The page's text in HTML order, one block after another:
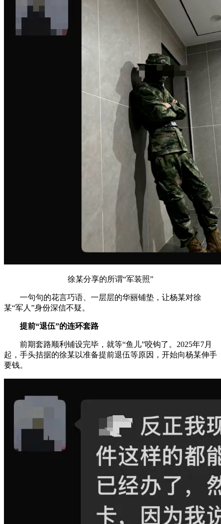
徐某分享的所谓“军装照”
一句句的花言巧语、一层层的华丽铺垫，让杨某对徐
某“军人”身份深信不疑。
提前“退伍”的连环套路
前期套路顺利铺设完毕，就等“鱼儿”咬钩了。2025年7月
起，手头拮据的徐某以准备提前退伍等原因，开始向杨某伸手
要钱。